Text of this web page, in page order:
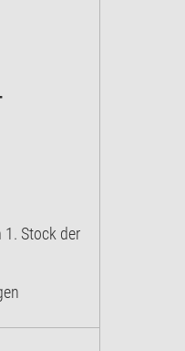
Stock der